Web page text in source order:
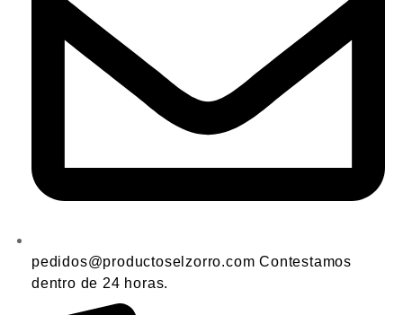
pedidos@productoselzorro.com Contestamos
dentro de 24 horas.